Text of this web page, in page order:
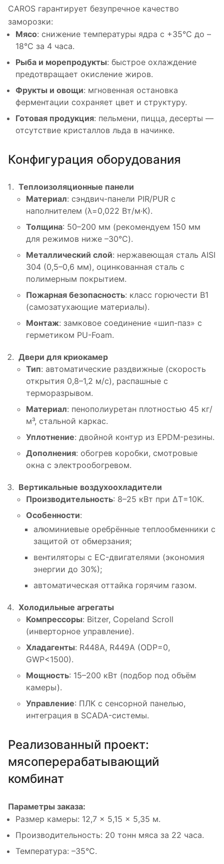
CAROS гарантирует безупречное качество
заморозки:
Мясо: снижение температуры ядра с +35°C до –
18°C за 4 часа.
Рыба и морепродукты: быстрое охлаждение
предотвращает окисление жиров.
Фрукты и овощи: мгновенная остановка
ферментации сохраняет цвет и структуру.
Готовая продукция: пельмени, пицца, десерты —
отсутствие кристаллов льда в начинке.
Конфигурация оборудования
Теплоизоляционные панели
Материал: сэндвич-панели PIR/PUR с
наполнителем (λ=0,022 Вт/м·К).
Толщина: 50–200 мм (рекомендуем 150 мм
для режимов ниже –30°C).
Металлический слой: нержавеющая сталь AISI
304 (0,5–0,6 мм), оцинкованная сталь с
полимерным покрытием.
Пожарная безопасность: класс горючести B1
(самозатухающие материалы).
Монтаж: замковое соединение «шип-паз» с
герметиком PU-Foam.
Двери для криокамер
Тип: автоматические раздвижные (скорость
открытия 0,8–1,2 м/с), распашные с
терморазрывом.
Материал: пенополиуретан плотностью 45 кг/
м³, стальной каркас.
Уплотнение: двойной контур из EPDM-резины.
Дополнения: обогрев коробки, смотровые
окна с электрообогревом.
Вертикальные воздухоохладители
Производительность: 8–25 кВт при ΔT=10K.
Особенности:
алюминиевые оребрённые теплообменники с
защитой от обмерзания;
вентиляторы с EC-двигателями (экономия
энергии до 30%);
автоматическая оттайка горячим газом.
Холодильные агрегаты
Компрессоры: Bitzer, Copeland Scroll
(инверторное управление).
Хладагенты: R448A, R449A (ODP=0,
GWP<1500).
Мощность: 15–200 кВт (подбор под объём
камеры).
Управление: ПЛК с сенсорной панелью,
интеграция в SCADA-системы.
Реализованный проект:
мясоперерабатывающий
комбинат
Параметры заказа:
Размер камеры: 12,7 × 5,15 × 5,35 м.
Производительность: 20 тонн мяса за 22 часа.
Температура: –35°C.